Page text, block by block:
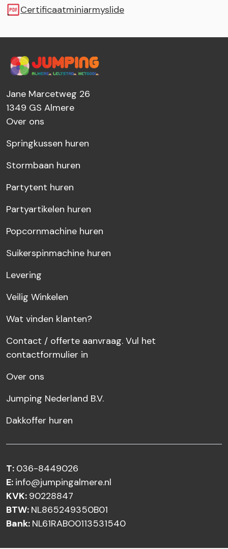
Certificaatminiarmyslide
Jane Marcetweg 26
1349 GS Almere
Over ons
Springkussen huren
Stormbaan huren
Partytent huren
Partyartikelen huren
Popcornmachine huren
Suikerspinmachine huren
Levering
Veilig Winkelen
Wat vinden klanten?
Contact / offerte aanvraag. Vul het
contactformulier in
Over ons
Jumping Nederland B.V.
Dakkoffer huren
T: 036-8449026
E: info@jumpingalmere.nl
KVK: 90228847
BTW: NL865249350B01
Bank: NL61RABO0113531540